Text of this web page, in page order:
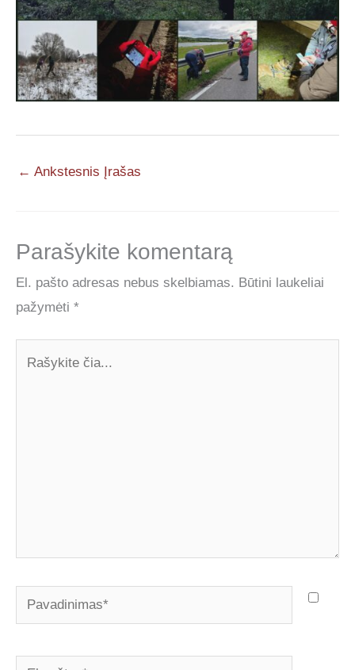
← Ankstesnis Įrašas
Parašykite komentarą
El. pašto adresas nebus skelbiamas. Būtini laukeliai
pažymėti *
Pavadinimas*